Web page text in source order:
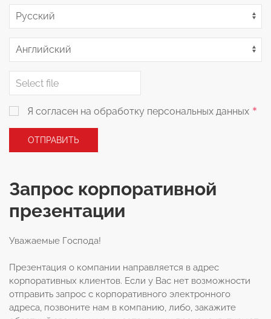
Запрос корпоративной
презентации
Уважаемые Господа!
Презентация о компании направляется в адрес
корпоративных клиентов. Если у Вас нет возможности
отправить запрос с корпоративного электронного
адреса, позвоните нам в компанию, либо, закажите